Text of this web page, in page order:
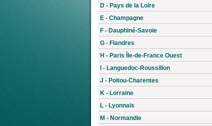
D - Pays de la Loire
E - Champagne
F - Dauphiné-Savoie
G - Flandres
H - Paris Île-de-France Ouest
I - Languedoc-Roussillon
J - Poitou-Charentes
K - Lorraine
L - Lyonnais
M - Normandie